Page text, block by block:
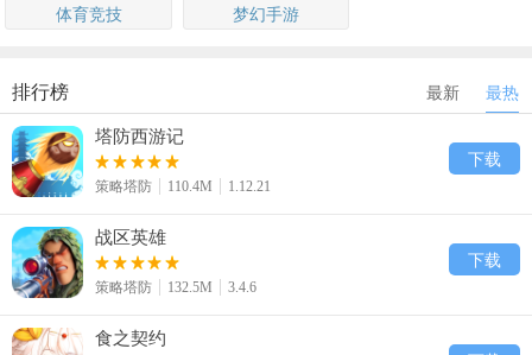
体育竞技
梦幻手游
最新 最热
排行榜
塔防西游记
策略塔防 110.4M 1.12.21
下载
战区英雄
策略塔防 132.5M 3.4.6
下载
食之契约